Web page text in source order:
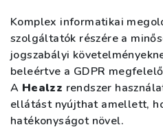
Komplex informatikai
szolgáltatók részére a
jogszabályi
beleértve a GDPR
A Healzz rendszer
ellátást nyújthat amellett,
hatékonyságot növel.